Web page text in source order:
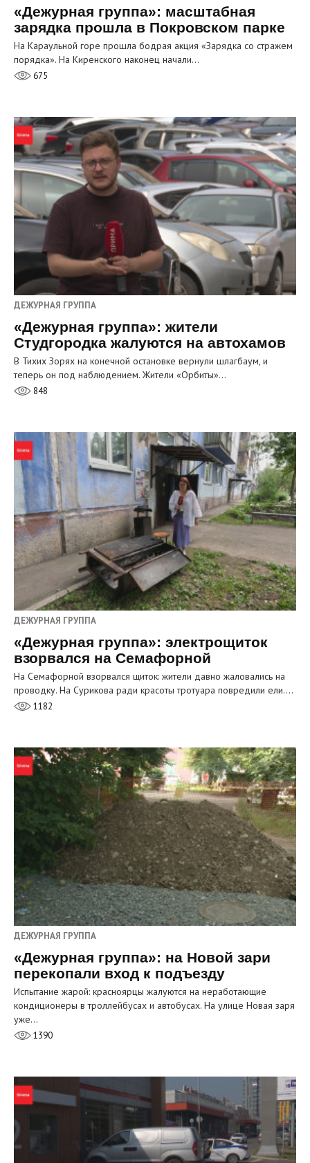
«Дежурная группа»: масштабная
зарядка прошла в Покровском парке
На Караульной горе прошла бодрая акция «Зарядка со стражем
порядка». На Киренского наконец начали…
675
ДЕЖУРНАЯ ГРУППА
«Дежурная группа»: жители
Студгородка жалуются на автохамов
В Тихих Зорях на конечной остановке вернули шлагбаум, и
теперь он под наблюдением. Жители «Орбиты»…
848
ДЕЖУРНАЯ ГРУППА
«Дежурная группа»: электрощиток
взорвался на Семафорной
На Семафорной взорвался щиток: жители давно жаловались на
проводку. На Сурикова ради красоты тротуара повредили ели.…
1182
ДЕЖУРНАЯ ГРУППА
«Дежурная группа»: на Новой зари
перекопали вход к подъезду
Испытание жарой: красноярцы жалуются на неработающие
кондиционеры в троллейбусах и автобусах. На улице Новая заря
уже…
1390